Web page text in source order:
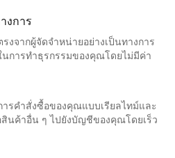
งการ
รงจากผู้จัดจำหน่ายอย่างเป็นทางการ
นการทำธุรกรรมของคุณโดยไม่มีค่า
ารคำสั่งซื้อของคุณแบบเรียลไทม์และ
สินค้าอื่น ๆ ไปยังบัญชีของคุณโดยเร็ว